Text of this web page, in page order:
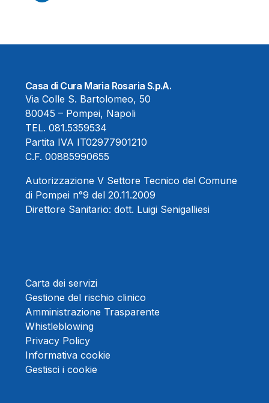
Casa di Cura Maria Rosaria S.p.A.
Via Colle S. Bartolomeo, 50
80045 – Pompei, Napoli
TEL. 081.5359534
Partita IVA IT02977901210
C.F. 00885990655
Autorizzazione V Settore Tecnico del Comune
di Pompei n°9 del 20.11.2009
Direttore Sanitario: dott. Luigi Senigalliesi
Carta dei servizi
Gestione del rischio clinico
Amministrazione Trasparente
Whistleblowing
Privacy Policy
Informativa cookie
Gestisci i cookie